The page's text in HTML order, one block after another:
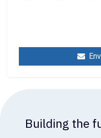
Building the